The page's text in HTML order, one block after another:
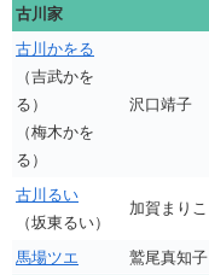
古川家
古川かをる
（吉武かを
る）
（梅木かを
る）
沢口靖子
古川るい
（坂東るい）
加賀まりこ
馬場ツエ 鷲尾真知子